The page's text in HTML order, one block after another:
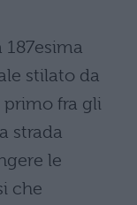
187esima
stilato da
primo fra gli
strada
le
che